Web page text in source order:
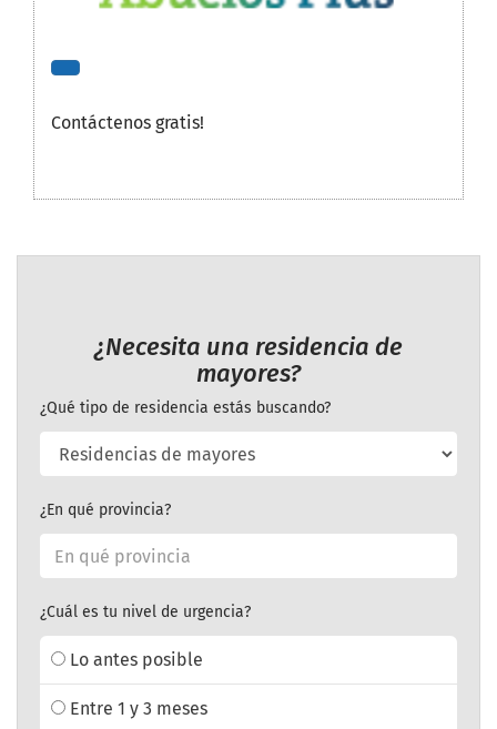
Contáctenos gratis!
¿Necesita una residencia de
mayores?
¿Qué tipo de residencia estás buscando?
¿En qué provincia?
¿Cuál es tu nivel de urgencia?
Lo antes posible
Entre 1 y 3 meses